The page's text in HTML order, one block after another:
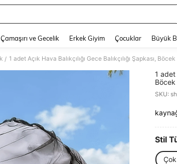
ve Gecelik Erkek Giyim Çocuklar Büyük
/
1 adet
Böcek
SKU:
Stil